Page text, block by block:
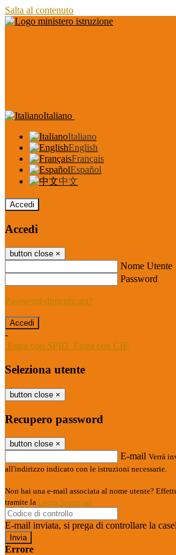
Salta al contenuto
Italiano
Italiano
English
Français
Español
中文
Accedi
Accedi
button close ×
Nome Utente
Password
Password dimenticata?
-
Entra con SPID Entra con CIE
Seleziona utente
button close ×
Recupero password
button close ×
E-mail Verrà
all'indirizzo indicato con le istruzioni necessarie.
Non hai una e-mail associata al nome utente?
tramite la Login Spaggiari
E-mail inviata, si prega di controllare la
Errore